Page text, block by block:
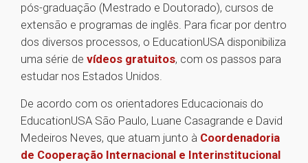
pós-graduação (Mestrado e Doutorado), cursos de
extensão e programas de inglês. Para ficar por dentro
dos diversos processos, o EducationUSA disponibiliza
uma série de vídeos gratuitos, com os passos para
estudar nos Estados Unidos.
De acordo com os orientadores Educacionais do
EducationUSA São Paulo, Luane Casagrande e David
Medeiros Neves, que atuam junto à Coordenadoria
de Cooperação Internacional e Interinstitucional